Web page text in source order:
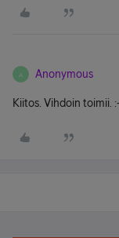
A Anonymous
Kiitos. Vihdoin toimii.